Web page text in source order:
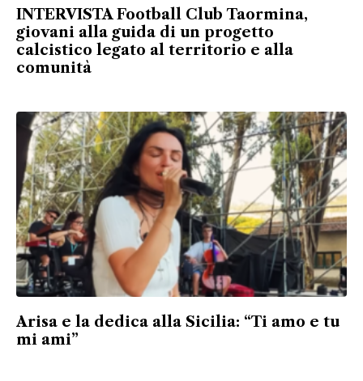
INTERVISTA Football Club Taormina,
giovani alla guida di un progetto
calcistico legato al territorio e alla
comunità
Arisa e la dedica alla Sicilia: “Ti amo e tu
mi ami”